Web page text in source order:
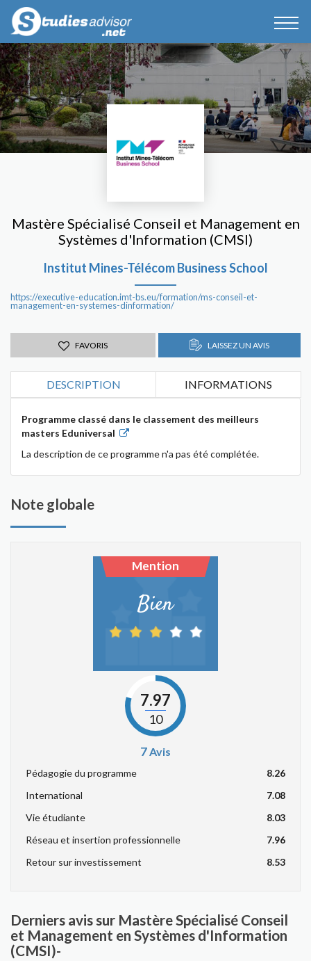
Mastère Spécialisé Conseil et Management en
Systèmes d'Information (CMSI)
Institut Mines-Télécom Business School
https://executive-education.imt-bs.eu/formation/ms-conseil-et-
management-en-systemes-dinformation/
FAVORIS LAISSEZ UN AVIS
DESCRIPTION INFORMATIONS
Programme classé dans le classement des meilleurs
masters Eduniversal
La description de ce programme n'a pas été complétée.
Note globale
Mention
Bien
7.97
10
7Avis
Pédagogie du programme
8.26
International
7.08
Vie étudiante
8.03
Réseau et insertion professionnelle
7.96
Retour sur investissement
8.53
Derniers avis sur Mastère Spécialisé Conseil
et Management en Systèmes d'Information
(CMSI)-